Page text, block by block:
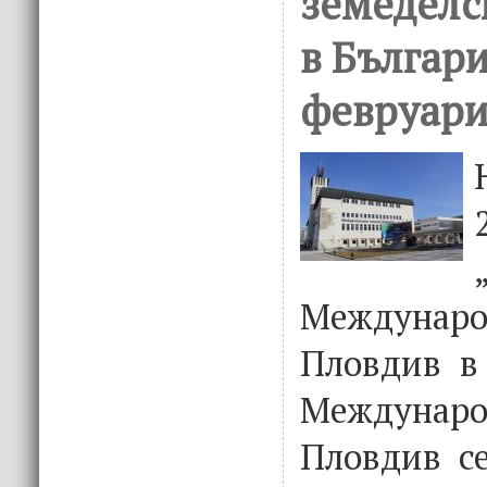
в
Пловдив
Пловдив